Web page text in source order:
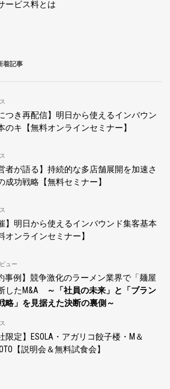
ービス料とは
着記事
つき再配信】明日から使えるインバウン
のキ【無料オンラインセミナー】
者が語る】持続的な多店舗展開を加速さ
成功戦略【無料セミナー】
】明日から使えるインバウンド集客基本
オンラインセミナー】
ュー
事例】競争激化のラーメン業界で「麺屋
したM&A
～「社員の未来」と「ブラン
略」を見据えた決断の裏側～
限定】ESOLA・アガリコ餃子楼・M＆
【説明会＆無料試食会】